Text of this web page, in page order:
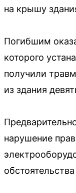
на крышу
Погибшим
которого
получили
из здания
нарушение